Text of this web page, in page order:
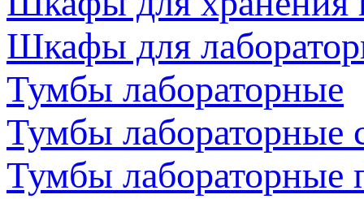
Шкафы для
Тумбы лабораторные
Тумбы лабораторные
Тумбы лабораторные